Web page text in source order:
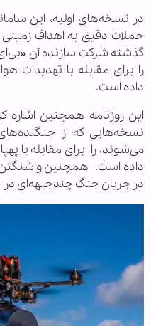
در نسخه‌های اولیه، این
حملات دقیق به اهداف
را برای مقابله با تهدیدات
داده است.
این روزنامه همچنین اشاره
می‌شوند، را برای مقابله با
داده است. همچنین واشنگتن
در جریان جنگ چندجبهه‌ای در